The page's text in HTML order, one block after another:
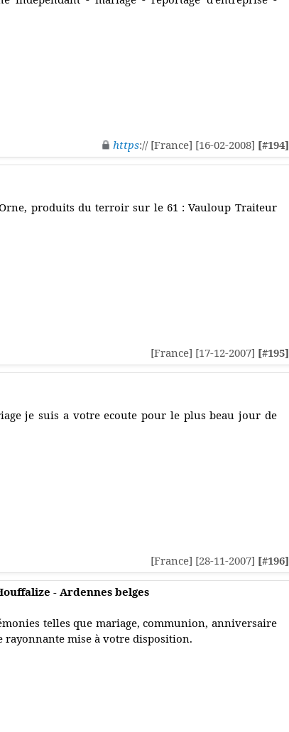
https:// [France] [16-02-2008] [#194]
produits du terroir sur le 61 : Vauloup Traiteur
[France] [17-12-2007] [#195]
je suis a votre ecoute pour le plus beau jour de
[France] [28-11-2007] [#196]
- Ardennes belges
telles que mariage, communion, anniversaire
mise à votre disposition.